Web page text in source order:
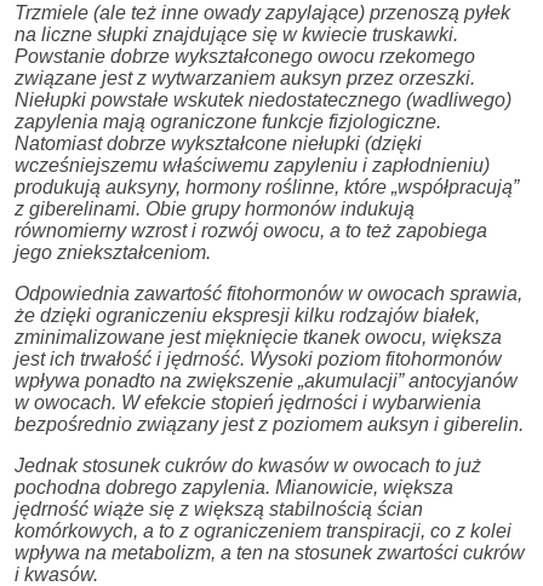
Trzmiele (ale też inne owady zapylające) przenoszą pyłek
na liczne słupki znajdujące się w kwiecie truskawki.
Powstanie dobrze wykształconego owocu rzekomego
związane jest z wytwarzaniem auksyn przez orzeszki.
Niełupki powstałe wskutek niedostatecznego (wadliwego)
zapylenia mają ograniczone funkcje fizjologiczne.
Natomiast dobrze wykształcone niełupki (dzięki
wcześniejszemu właściwemu zapyleniu i zapłodnieniu)
produkują auksyny, hormony roślinne, które „współpracują”
z giberelinami. Obie grupy hormonów indukują
równomierny wzrost i rozwój owocu, a to też zapobiega
jego zniekształceniom.
Odpowiednia zawartość fitohormonów w owocach sprawia,
że dzięki ograniczeniu ekspresji kilku rodzajów białek,
zminimalizowane jest mięknięcie tkanek owocu, większa
jest ich trwałość i jędrność. Wysoki poziom fitohormonów
wpływa ponadto na zwiększenie „akumulacji” antocyjanów
w owocach. W efekcie stopień jędrności i wybarwienia
bezpośrednio związany jest z poziomem auksyn i giberelin.
Jednak stosunek cukrów do kwasów w owocach to już
pochodna dobrego zapylenia. Mianowicie, większa
jędrność wiąże się z większą stabilnością ścian
komórkowych, a to z ograniczeniem transpiracji, co z kolei
wpływa na metabolizm, a ten na stosunek zwartości cukrów
i kwasów.